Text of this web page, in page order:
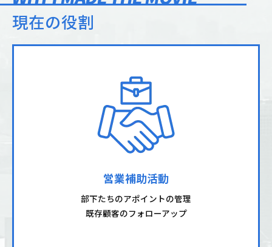
現在の役割
営業補助活動
部下たちのアポイントの管理
既存顧客のフォローアップ